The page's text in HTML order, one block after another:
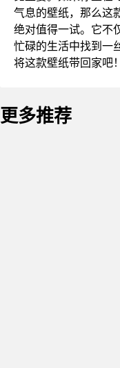
气息的壁纸，那么这
绝对值得一试。它不
忙碌的生活中找到一
将这款壁纸带回家吧！
更多推荐